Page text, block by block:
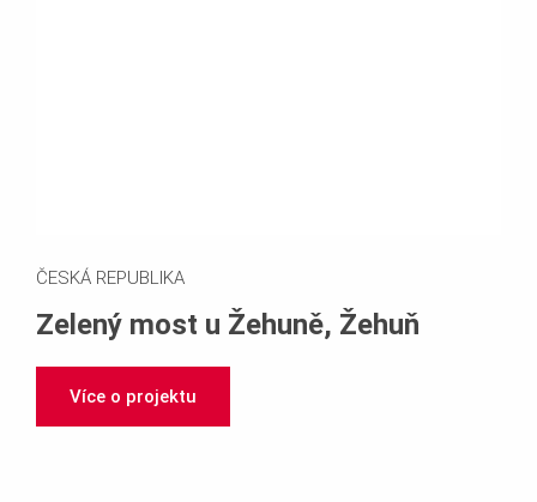
ČESKÁ REPUBLIKA
Zelený most u Žehuně, Žehuň
Více o projektu